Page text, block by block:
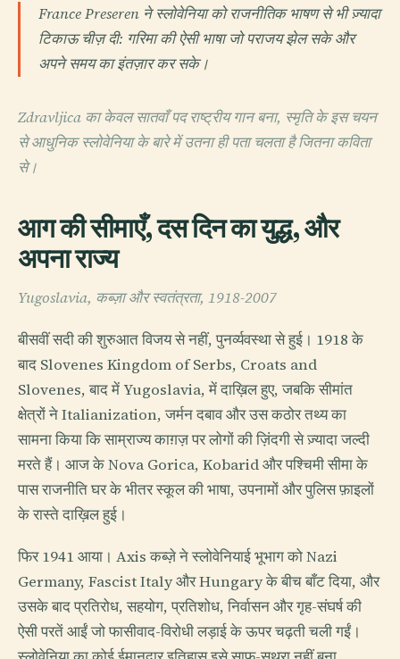
France Preseren ने स्लोवेनिया को राजनीतिक भाषण से भी ज़्यादा
टिकाऊ चीज़ दी: गरिमा की ऐसी भाषा जो पराजय झेल सके और
अपने समय का इंतज़ार कर सके।
Zdravljica का केवल सातवाँ पद राष्ट्रीय गान बना, स्मृति के इस चयन
से आधुनिक स्लोवेनिया के बारे में उतना ही पता चलता है जितना कविता
से।
आग की सीमाएँ, दस दिन का युद्ध, और
अपना राज्य
Yugoslavia, कब्ज़ा और स्वतंत्रता, 1918-2007
बीसवीं सदी की शुरुआत विजय से नहीं, पुनर्व्यवस्था से हुई। 1918 के
बाद Slovenes Kingdom of Serbs, Croats and
Slovenes, बाद में Yugoslavia, में दाख़िल हुए, जबकि सीमांत
क्षेत्रों ने Italianization, जर्मन दबाव और उस कठोर तथ्य का
सामना किया कि साम्राज्य काग़ज़ पर लोगों की ज़िंदगी से ज़्यादा जल्दी
मरते हैं। आज के Nova Gorica, Kobarid और पश्चिमी सीमा के
पास राजनीति घर के भीतर स्कूल की भाषा, उपनामों और पुलिस फ़ाइलों
के रास्ते दाख़िल हुई।
फिर 1941 आया। Axis कब्ज़े ने स्लोवेनियाई भूभाग को Nazi
Germany, Fascist Italy और Hungary के बीच बाँट दिया, और
उसके बाद प्रतिरोध, सहयोग, प्रतिशोध, निर्वासन और गृह-संघर्ष की
ऐसी परतें आईं जो फासीवाद-विरोधी लड़ाई के ऊपर चढ़ती चली गईं।